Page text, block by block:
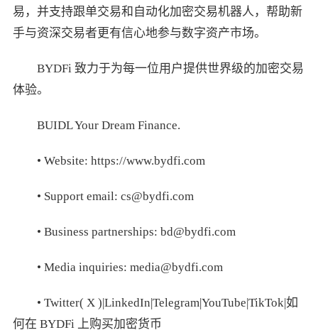
易，并支持跟单交易和自动化加密交易机器人，帮助新
手与资深交易者更有信心地参与数字资产市场。
BYDFi 致力于为每一位用户提供世界级的加密交易
体验。
BUIDL Your Dream Finance.
• Website: https://www.bydfi.com
• Support email: cs@bydfi.com
• Business partnerships: bd@bydfi.com
• Media inquiries: media@bydfi.com
• Twitter( X )|LinkedIn|Telegram|YouTube|TikTok|如
何在 BYDFi 上购买加密货币